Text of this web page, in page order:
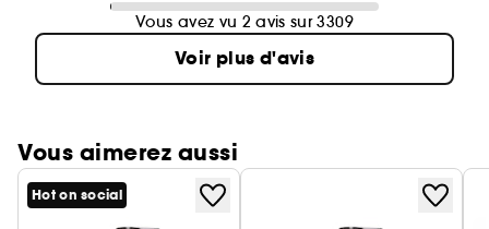
Vous avez vu 2 avis sur 3309
Voir plus d'avis
Vous aimerez aussi
Hot on social